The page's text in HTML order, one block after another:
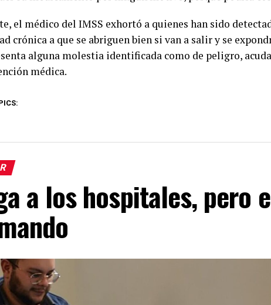
el médico del IMSS exhortó a quienes han sido
crónica a que se abriguen bien si van a salir y se
alguna molestia identificada como de peligro,
médica.
a los hospitales, pero